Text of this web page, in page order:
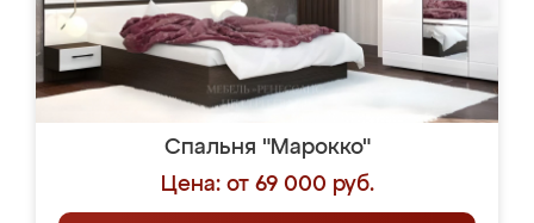
Спальня "Марокко"
Цена: от 69 000 руб.